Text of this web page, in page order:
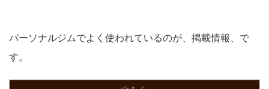
パーソナルジムでよく使われているのが、掲載情報、で
す。